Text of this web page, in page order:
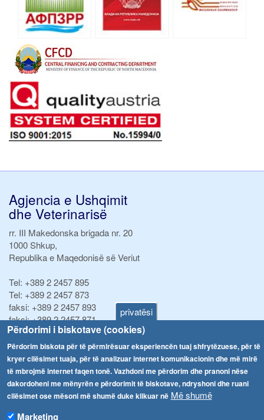
privatësi
Përdorimi i biskotave (cookies)
Përdorim biskota për të përmirësuar eksperiencën tuaj shfrytëzuese, për të
kryer cilësimet tuaja, për të analizuar internet komunikacionin dhe më mirë
të mbrojmë internet faqen tonë. Vazhdoni me përdorim dhe pranoni nëse
dakordoheni me mënyrën e përdorimit të biskotave, ndryshoni dhe ruani
cilësimet ose mësoni më shumë duke klikuar në Më shumë
Marketing
Agjencia e Ushqimit
dhe Veterinarisë
rr. III Makedonska brigada nr. 20
1000 Shkup,
Republika e Maqedonisë së Veriut
Tel: +389 2 2457 895
Tel: +389 2 2457 873
faksi: +389 2 2457 893
faksi:+389 2 2457 871
info@fva.gov.mk
Njoftime
Република Бугарија ги засили официјалните контроли при увоз на свежо овошје и зеленчук
Високите температури ризик од труење со храна, опасни се и за животните
Navigimi
Arkivi
Regjistrat